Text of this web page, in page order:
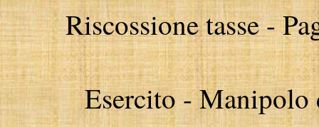
Riscossione tasse -
Esercito -